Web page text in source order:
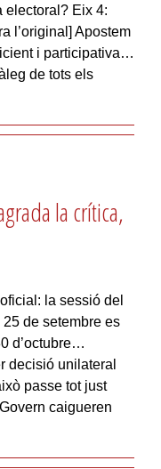
electoral? Eix 4:
l’original] Apostem
i participativa…
de tots els
la crítica,
la sessió del
de setembre es
d’octubre…
decisió unilateral
passe tot just
caigueren